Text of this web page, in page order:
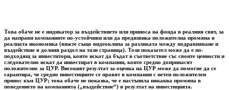
Това обаче не е индикатор за въздействието или приноса на фонда в реалния свят, за
да направи компаниите по-устойчиви или да предизвика положителна промяна в
реалната икономика (вижте също видеоклипа за разликата между подравняване и
въздействие в долния раздел на тази страница). Този показател може да е по-
подходящ за инвеститори, които искат да бъдат в съответствие със своите ценности и
следователно искат да инвестират в компании, които средно допринасят
положително за ЦУР. Високият резултат за оценка на ЦУР може да помогне да се
гарантира, че средно инвестициите се правят в компании с нетен положителен
принос към ЦУР; това обаче не показва, че е настъпила някаква промяна в
поведението на компанията („въздействие“) в резултат на инвестицията.